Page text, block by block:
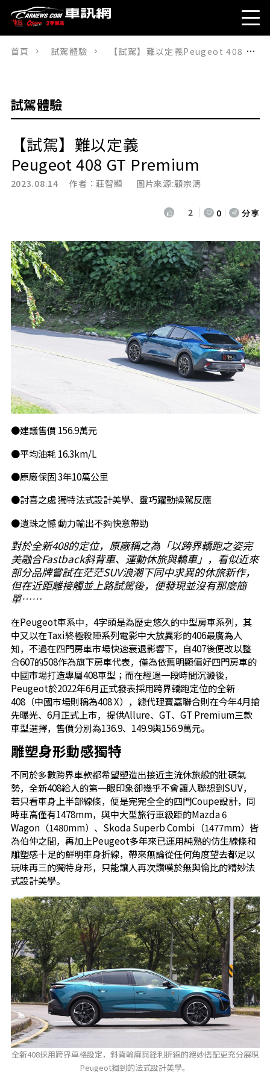
首頁 試駕體驗 【試駕】難以定義Peugeot 408 GT Premium
試駕體驗
【試駕】難以定義
Peugeot 408 GT Premium
2023.08.14 作者：莊智顯 圖片來源:顧宗濤
2 0 分享
●建議售價 156.9萬元
●平均油耗 16.3km/L
●原廠保固 3年10萬公里
●討喜之處 獨特法式設計美學、靈巧躍動操駕反應
●遺珠之憾 動力輸出不夠快意帶勁
對於全新408的定位，原廠稱之為「以跨界轎跑之姿完
美融合Fastback斜背車、運動休旅與轎車」，看似近來
部分品牌嘗試在茫茫SUV浪潮下同中求異的休旅新作，
但在近距離接觸並上路試駕後，便發現並沒有那麼簡
單……
在Peugeot車系中，4字頭是為歷史悠久的中型房車系列，其
中又以在Taxi終極殺陣系列電影中大放異彩的406最廣為人
知，不過在四門房車市場快速衰退影響下，自407後便改以整
合607的508作為旗下房車代表，僅為依舊明顯偏好四門房車的
中國市場打造專屬408車型；而在經過一段時間沉澱後，
Peugeot於2022年6月正式發表採用跨界轎跑定位的全新
408（中國市場則稱為408 X），總代理寶嘉聯合則在今年4月搶
先曝光、6月正式上市，提供Allure、GT、GT Premium三款
車型選擇，售價分別為136.9、149.9與156.9萬元。
雕塑身形動感獨特
不同於多數跨界車款都希望塑造出接近主流休旅般的壯碩氣
勢，全新408給人的第一眼印象卻幾乎不會讓人聯想到SUV，
若只看車身上半部線條，便是完完全全的四門Coupe設計，同
時車高僅有1478mm，與中大型旅行車級距的Mazda 6
Wagon（1480mm）、Skoda Superb Combi（1477mm）皆
為伯仲之間，再加上Peugeot多年來已運用純熟的仿生線條和
雕塑感十足的鮮明車身折線，帶來無論從任何角度望去都足以
玩味再三的獨特身形，只能讓人再次讚嘆於無與倫比的精妙法
式設計美學。
全新408採用跨界車格設定，斜背輪廓與鋒利折線的絕妙搭配更充分展現
Peugeot獨到的法式設計美學。